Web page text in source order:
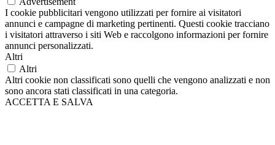
I cookie pubblicitari vengono utilizzati per fornire ai visitatori
annunci e campagne di marketing pertinenti. Questi cookie tracciano
i visitatori attraverso i siti Web e raccolgono informazioni per fornire
annunci personalizzati.
Altri
Altri
Altri cookie non classificati sono quelli che vengono analizzati e non
sono ancora stati classificati in una categoria.
ACCETTA E SALVA